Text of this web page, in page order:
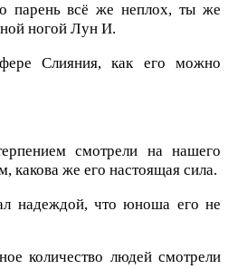
всё же неплох, ты же
ногой Лун И.
Слияния, как его можно
смотрели на нашего
какова же его настоящая сила.
надеждой, что юноша его не
количество людей смотрели